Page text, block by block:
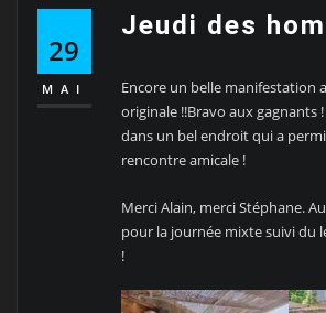
29
MAI
Jeudi des
Encore un belle manifestation
originale !!Bravo aux gagnants
dans un bel endroit qui a
rencontre amicale !
Merci Alain, merci Stéphane.
pour la journée mixte suivi du
!